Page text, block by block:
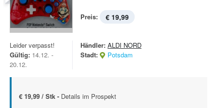
Preis: € 19,99
Leider verpasst!
Gültig: 14.12. -
20.12.
Händler: ALDI NORD
Stadt:
Potsdam
€ 19,99 / Stk - Details im Prospekt